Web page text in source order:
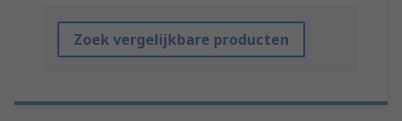
Zoek vergelijkbare producten